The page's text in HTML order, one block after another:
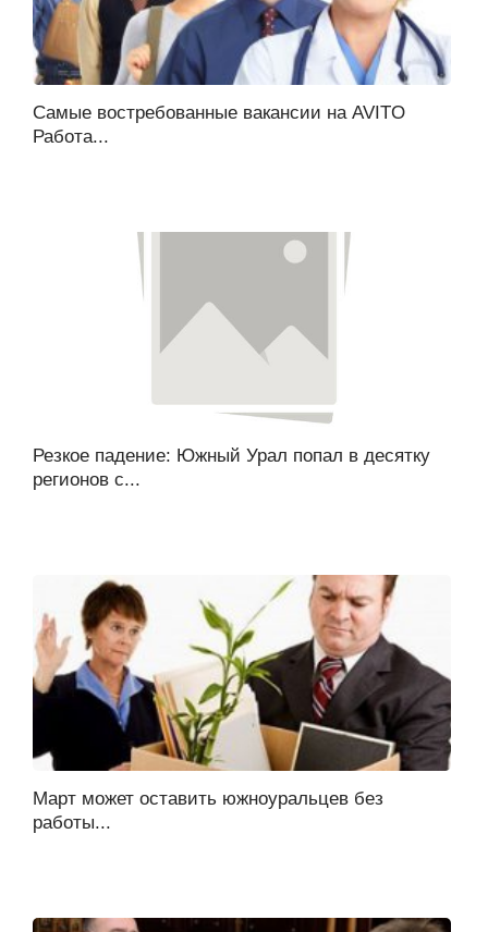
Самые востребованные вакансии на AVITO
Работа...
Резкое падение: Южный Урал попал в десятку
регионов с...
Март может оставить южноуральцев без
работы...